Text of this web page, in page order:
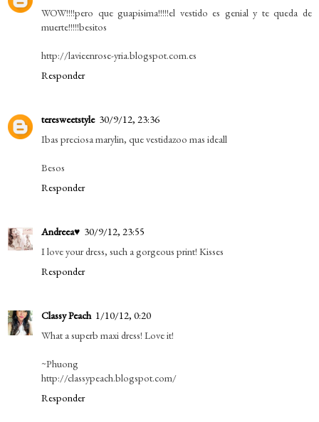
WOW!!!!pero que guapisima!!!!!el vestido es genial y te queda de
muerte!!!!!besitos
http://lavieenrose-yria.blogspot.com.es
Responder
teresweetstyle 30/9/12, 23:36
Ibas preciosa marylin, que vestidazoo mas ideall
Besos
Responder
Andreea♥ 30/9/12, 23:55
I love your dress, such a gorgeous print! Kisses
Responder
Classy Peach 1/10/12, 0:20
What a superb maxi dress! Love it!
~Phuong
http://classypeach.blogspot.com/
Responder